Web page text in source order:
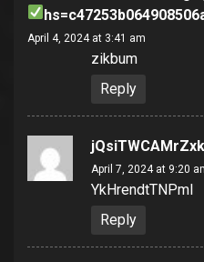
April 4, 2024 at 3:41 am
zikbum
Reply
April 7, 2024 at 9:20
YkHrendtTNPmI
Reply